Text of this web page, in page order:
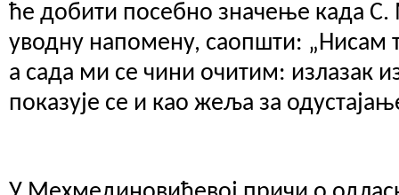
ће добити посебно значење када С.
уводну напомену, саопшти: „Нисам
а сада ми се чини очитим: излазак
показује се и као жеља за